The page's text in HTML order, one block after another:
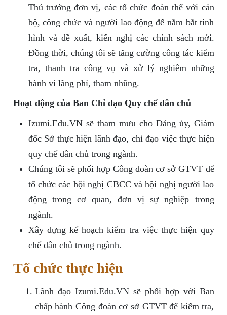
Thủ trưởng đơn vị, các tổ chức đoàn thể với cán
bộ, công chức và người lao động để nắm bắt tình
hình và đề xuất, kiến nghị các chính sách mới.
Đồng thời, chúng tôi sẽ tăng cường công tác kiểm
tra, thanh tra công vụ và xử lý nghiêm những
hành vi lãng phí, tham nhũng.
Hoạt động của Ban Chỉ đạo Quy chế dân chủ
Izumi.Edu.VN sẽ tham mưu cho Đảng ủy, Giám
đốc Sở thực hiện lãnh đạo, chỉ đạo việc thực hiện
quy chế dân chủ trong ngành.
Chúng tôi sẽ phối hợp Công đoàn cơ sở GTVT để
tổ chức các hội nghị CBCC và hội nghị người lao
động trong cơ quan, đơn vị sự nghiệp trong
ngành.
Xây dựng kế hoạch kiểm tra việc thực hiện quy
chế dân chủ trong ngành.
Tổ chức thực hiện
Lãnh đạo Izumi.Edu.VN sẽ phối hợp với Ban
chấp hành Công đoàn cơ sở GTVT để kiểm tra,